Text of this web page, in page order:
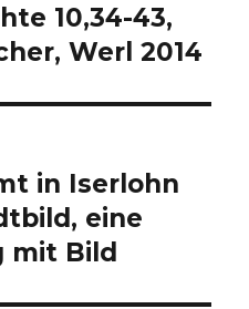
10,34-43,
Werl 2014
in Iserlohn
eine
mit Bild